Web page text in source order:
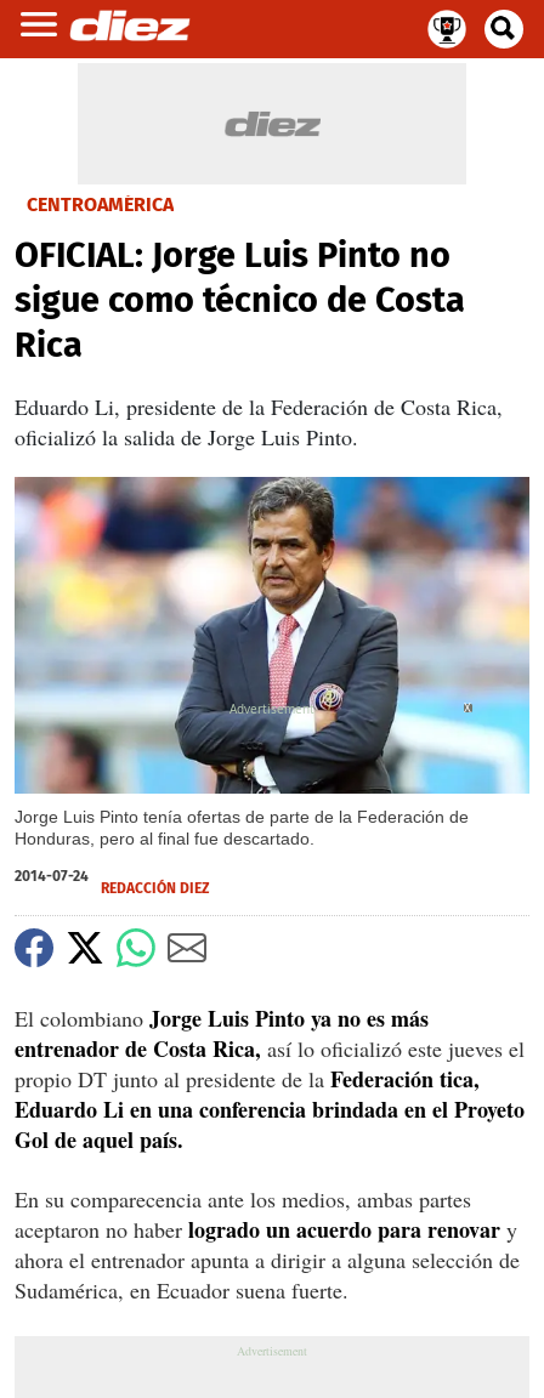
CENTROAMÉRICA
OFICIAL: Jorge Luis Pinto no
sigue como técnico de Costa
Rica
Eduardo Li, presidente de la Federación de Costa Rica,
oficializó la salida de Jorge Luis Pinto.
Jorge Luis Pinto tenía ofertas de parte de la Federación de
Honduras, pero al final fue descartado.
X
2014-07-24
REDACCIÓN DIEZ
El colombiano Jorge Luis Pinto ya no es más
entrenador de Costa Rica, así lo oficializó este jueves el
propio DT junto al presidente de la Federación tica,
Eduardo Li en una conferencia brindada en el Proyeto
Gol de aquel país.
En su comparecencia ante los medios, ambas partes
aceptaron no haber logrado un acuerdo para renovar y
ahora el entrenador apunta a dirigir a alguna selección de
Sudamérica, en Ecuador suena fuerte.